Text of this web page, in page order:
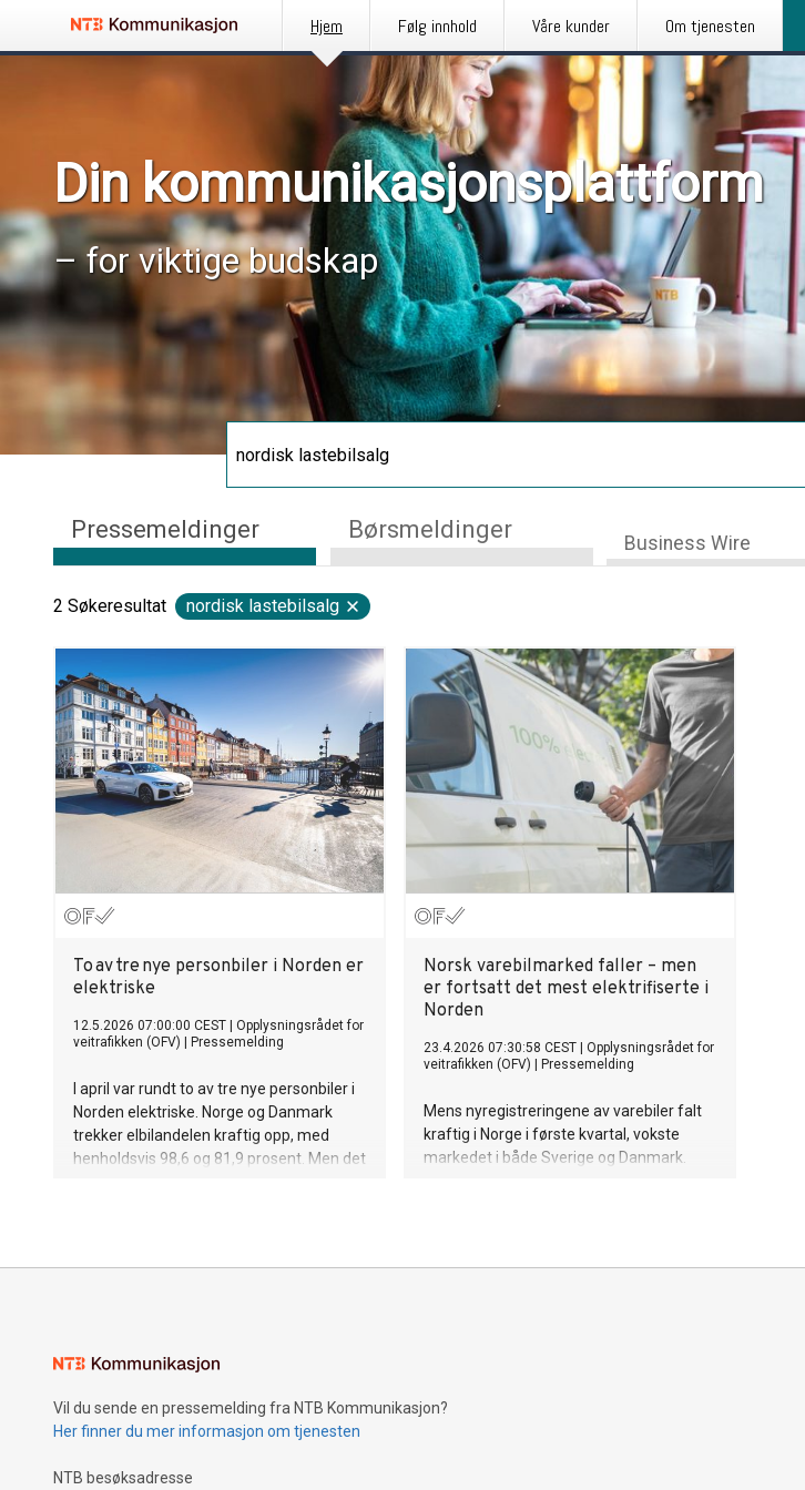
Hjem Følg innhold Våre kunder Om tjenesten
Din kommunikasjonsplattform
– for viktige budskap
Pressemeldinger Børsmeldinger Business Wire
2 Søkeresultat nordisk lastebilsalg
To av tre nye personbiler i Norden er
elektriske
12.5.2026 07:00:00 CEST
Opplysningsrådet for
veitrafikken (OFV)
Pressemelding
I april var rundt to av tre nye personbiler i
Norden elektriske. Norge og Danmark
trekker elbilandelen kraftig opp, med
henholdsvis 98,6 og 81,9 prosent. Men det
Norsk varebilmarked faller – men
er fortsatt det mest elektrifiserte i
Norden
23.4.2026 07:30:58 CEST
Opplysningsrådet for
veitrafikken (OFV)
Pressemelding
Mens nyregistreringene av varebiler falt
kraftig i Norge i første kvartal, vokste
markedet i både Sverige og Danmark.
Vil du sende en pressemelding fra NTB Kommunikasjon?
Her finner du mer informasjon om tjenesten
NTB besøksadresse